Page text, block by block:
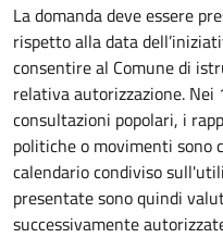
La domanda deve essere
rispetto alla data
consentire al Comune di
relativa autorizzazione.
consultazioni popolari, i
politiche o movimenti sono
calendario condiviso
presentate sono quindi
successivamente